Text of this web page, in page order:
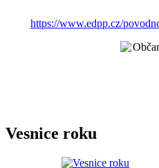
https://www.edpp.cz/
Vesnice roku